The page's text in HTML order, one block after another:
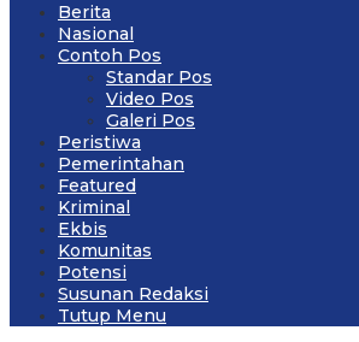
Berita
Nasional
Contoh Pos
Standar Pos
Video Pos
Galeri Pos
Peristiwa
Pemerintahan
Featured
Kriminal
Ekbis
Komunitas
Potensi
Susunan Redaksi
Tutup Menu